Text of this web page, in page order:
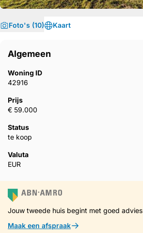
Foto's (10) Kaart
Algemeen
Woning ID
42916
Prijs
€ 59.000
Status
te koop
Valuta
EUR
Jouw tweede huis begint met goed advies
Maak een afspraak